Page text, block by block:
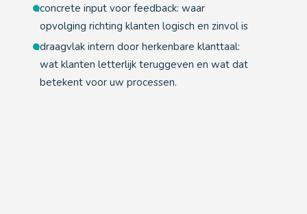
concrete input voor feedback: waar
opvolging richting klanten logisch en zinvol is
draagvlak intern door herkenbare klanttaal:
wat klanten letterlijk teruggeven en wat dat
betekent voor uw processen.